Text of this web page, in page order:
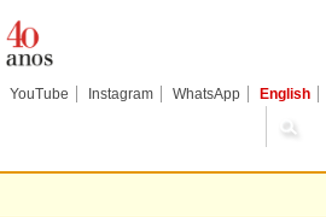
YouTube Instagram WhatsApp English